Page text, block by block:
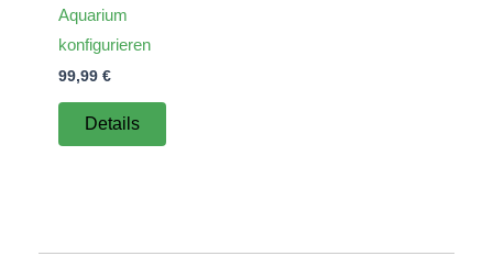
Aquarium
konfigurieren
99,99 €
Details